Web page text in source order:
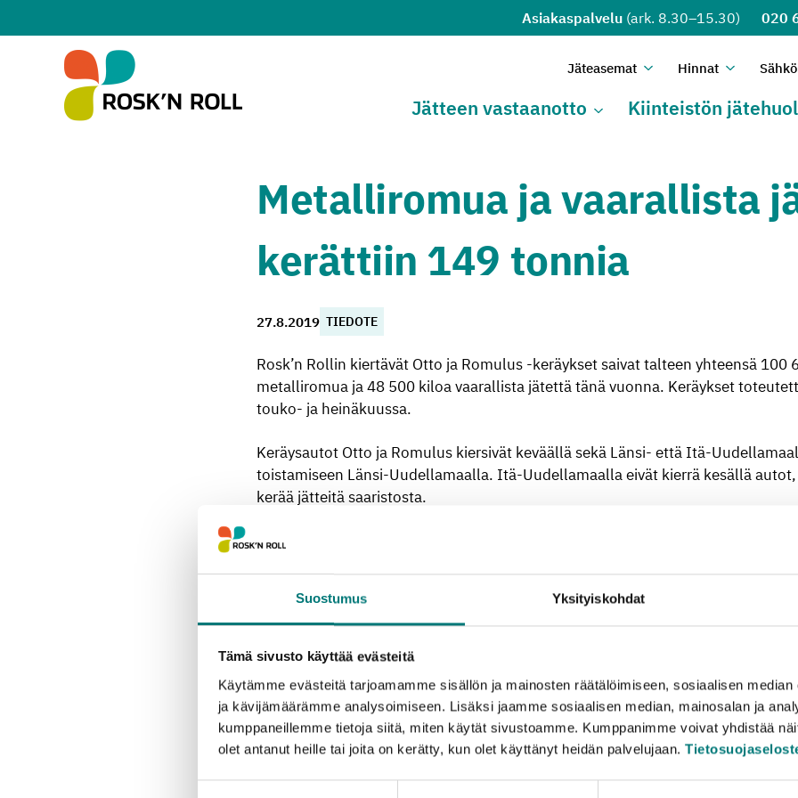
Suostumus Yksityiskohdat
Tämä sivusto käyttää evästeitä
Käytämme evästeitä tarjoamamme sisällön ja mainosten räätälöimiseen, sosiaalisen
ja kävijämäärämme analysoimiseen. Lisäksi jaamme sosiaalisen median, mainosalan ja
kumppaneillemme tietoja siitä, miten käytät sivustoamme. Kumppanimme voivat yhdistää
olet antanut heille tai joita on kerätty, kun olet käyttänyt heidän palvelujaan.
Asiakaspalvelu (ark. 8.30–15.30) 020
Jä­tea­se­mat Avaa alivalikko
Sulje alivalikko
Hin­nat Avaa
Sulje
Jät­teen vas­taan­ot­to Avaa alivalikko
Sulje alivalikko
Kiin­teis­tön
Metalliromua ja vaarallista
kerättiin 149 tonnia
27.8.2019 TIEDOTE
Rosk’n Rollin kiertävät Otto ja Romulus -keräykset saivat talteen yhteensä 100
metalliromua ja 48 500 kiloa vaarallista jätettä tänä vuonna. Keräykset
touko- ja heinäkuussa.
Keräysautot Otto ja Romulus kiersivät keväällä sekä Länsi- että Itä-
toistamiseen Länsi-Uudellamaalla. Itä-Uudellamaalla eivät kierrä kesällä
kerää jätteitä saaristosta.
Länsi-Uudenmaan kevätkierroksella saatiin jätteitä asianmukaiseen käsittelyyn
Vaikka kevätkierroksella kertyy aina eniten jätettä, Länsi-Uudenmaan
vuonna edelliskesiä vilkkaampi. Kesäkierrokset on suunniteltu erityisesti alueen
”Vuonna 2015 lisäsimme Länsi-Uudenmaan kesäkierroksen satamapysäkkien
tuolla kierroksella on yhteensä 38 pysähdyspaikkaa, joista 16 on satamissa.
uusia satamapysäkkejä, voisimme ottaa niitä vieläkin lisää mukaan”, vinkkaa
Printz.